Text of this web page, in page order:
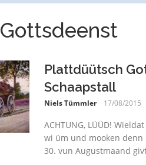
Gottsdeenst
Plattdüütsch
Schaapstall
Niels Tümmler 17/08/2015
ACHTUNG, LÜÜD!
wi üm und mooken denn
30. vun Augustmaand